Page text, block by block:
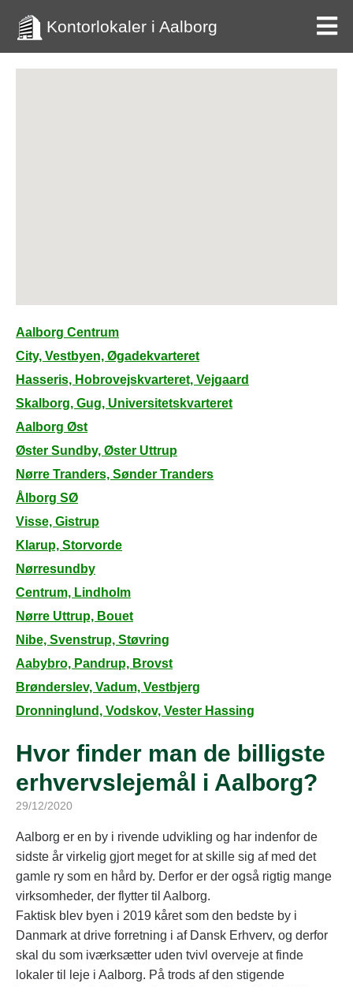
Kontorlokaler i Aalborg
Aalborg Centrum
City, Vestbyen, Øgadekvarteret
Hasseris, Hobrovejskvarteret, Vejgaard
Skalborg, Gug, Universitetskvarteret
Aalborg Øst
Øster Sundby, Øster Uttrup
Nørre Tranders, Sønder Tranders
Ålborg SØ
Visse, Gistrup
Klarup, Storvorde
Nørresundby
Centrum, Lindholm
Nørre Uttrup, Bouet
Nibe, Svenstrup, Støvring
Aabybro, Pandrup, Brovst
Brønderslev, Vadum, Vestbjerg
Dronninglund, Vodskov, Vester Hassing
Hvor finder man de billigste
erhvervslejemål i Aalborg?
29/12/2020
Aalborg er en by i rivende udvikling og har indenfor de
sidste år virkelig gjort meget for at skille sig af med det
gamle ry som en hård by. Derfor er der også rigtig mange
virksomheder, der flytter til Aalborg.
Faktisk blev byen i 2019 kåret som den bedste by i
Danmark at drive forretning i af Dansk Erhverv, og derfor
skal du som iværksætter uden tvivl overveje at finde
lokaler til leje i Aalborg. På trods af den stigende